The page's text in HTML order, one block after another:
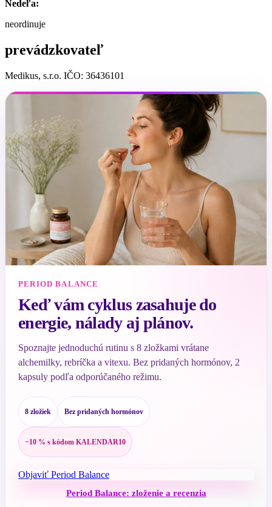
Nedeľa:
neordinuje
prevádzkovateľ
Medikus, s.r.o. IČO: 36436101
PERIOD BALANCE
Keď vám cyklus zasahuje do
energie, nálady aj plánov.
Spoznajte jednoduchú rutinu s 8 zložkami vrátane
alchemilky, rebríčka a vitexu. Bez pridaných hormónov, 2
kapsuly podľa odporúčaného režimu.
8 zložiek Bez pridaných hormónov
−10 % s kódom KALENDAR10
Objaviť Period Balance
Period Balance: zloženie a recenzia